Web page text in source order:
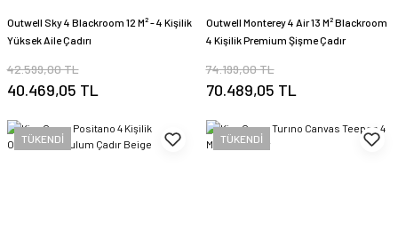
Outwell Sky 4 Blackroom 12 M² - 4 Kişilik
Yüksek Aile Çadırı
42.599,00 TL
40.469,05 TL
Outwell Monterey 4 Air 13 M² Blackroom
4 Kişilik Premium Şişme Çadır
74.199,00 TL
70.489,05 TL
TÜKENDİ TÜKENDİ